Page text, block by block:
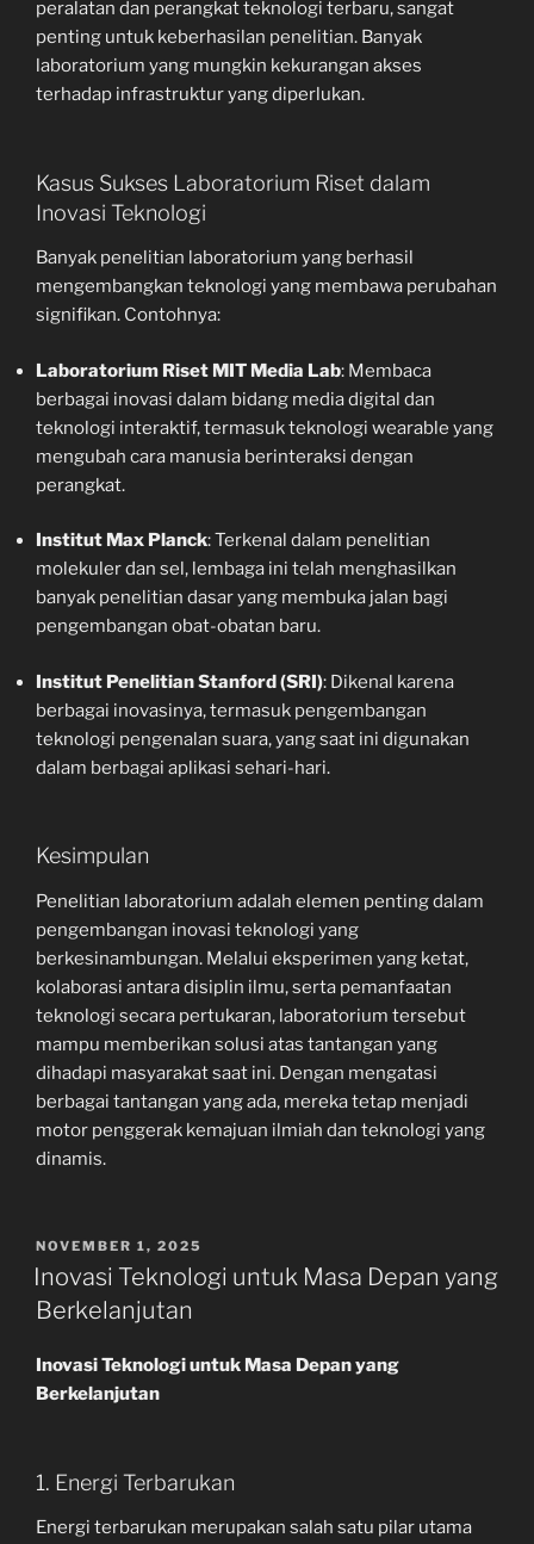
peralatan dan perangkat teknologi terbaru, sangat
penting untuk keberhasilan penelitian. Banyak
laboratorium yang mungkin kekurangan akses
terhadap infrastruktur yang diperlukan.
Kasus Sukses Laboratorium Riset dalam
Inovasi Teknologi
Banyak penelitian laboratorium yang berhasil
mengembangkan teknologi yang membawa perubahan
signifikan. Contohnya:
Laboratorium Riset MIT Media Lab: Membaca
berbagai inovasi dalam bidang media digital dan
teknologi interaktif, termasuk teknologi wearable yang
mengubah cara manusia berinteraksi dengan
perangkat.
Institut Max Planck: Terkenal dalam penelitian
molekuler dan sel, lembaga ini telah menghasilkan
banyak penelitian dasar yang membuka jalan bagi
pengembangan obat-obatan baru.
Institut Penelitian Stanford (SRI): Dikenal karena
berbagai inovasinya, termasuk pengembangan
teknologi pengenalan suara, yang saat ini digunakan
dalam berbagai aplikasi sehari-hari.
Kesimpulan
Penelitian laboratorium adalah elemen penting dalam
pengembangan inovasi teknologi yang
berkesinambungan. Melalui eksperimen yang ketat,
kolaborasi antara disiplin ilmu, serta pemanfaatan
teknologi secara pertukaran, laboratorium tersebut
mampu memberikan solusi atas tantangan yang
dihadapi masyarakat saat ini. Dengan mengatasi
berbagai tantangan yang ada, mereka tetap menjadi
motor penggerak kemajuan ilmiah dan teknologi yang
dinamis.
POSTED
ON
NOVEMBER 1, 2025
Inovasi Teknologi untuk Masa Depan yang
Berkelanjutan
Inovasi Teknologi untuk Masa Depan yang
Berkelanjutan
1. Energi Terbarukan
Energi terbarukan merupakan salah satu pilar utama